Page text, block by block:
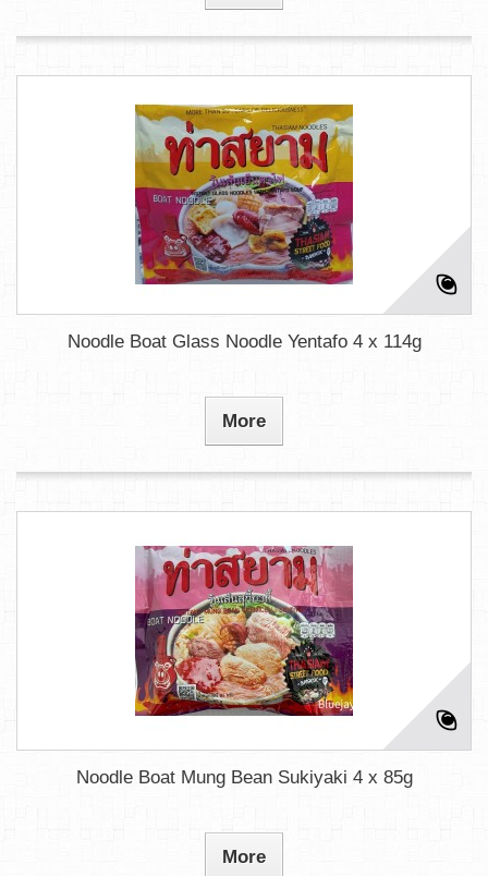
Noodle Boat Glass Noodle Yentafo 4 x 114g
More
Noodle Boat Mung Bean Sukiyaki 4 x 85g
More